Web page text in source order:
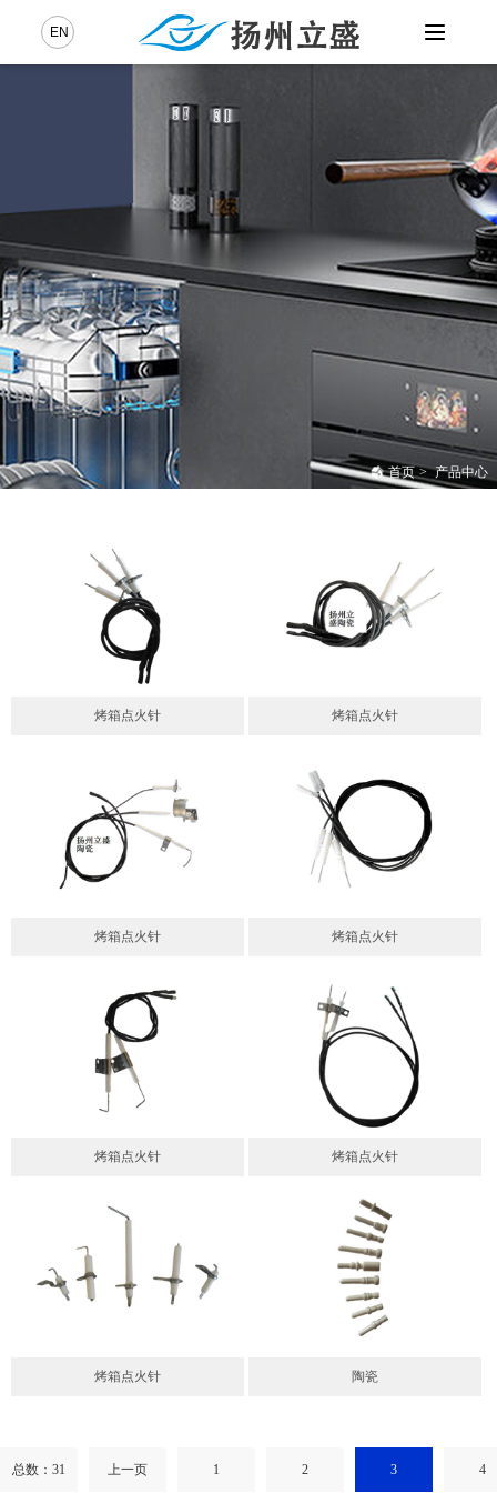
EN
中
首页 > 产品中心
烤箱点火针 烤箱点火针
烤箱点火针 烤箱点火针
烤箱点火针 烤箱点火针
烤箱点火针 陶瓷
总数：31 上一页 1 2 3 4